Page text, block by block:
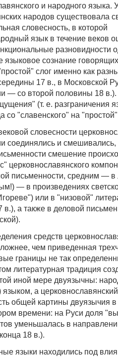
и народного языка.
народов существовала
словесность, в которой
язык в течение веков
разновидности
языковое сознание
слог именно как
17 в., в Московской
— со второй половины 18 в.).
(т. е. разграничения
со "славенского" на
словесности
соединялись и
смешение
церковнославянского
письменности, средним — в
— в произведениях
или в "низовой"
в.), а также в деловой
средств
чем приведенная
границы не так
литературная традиция
иной мере двуязычны:
а
общей картины двуязычия в
времени: на Руси доля
уменьшалась в
18 в.).
языки находились под